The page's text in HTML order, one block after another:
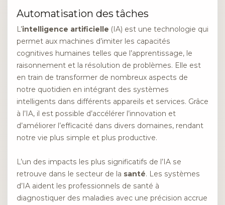
Automatisation des tâches
L’intelligence artificielle (IA) est une technologie qui
permet aux machines d’imiter les capacités
cognitives humaines telles que l’apprentissage, le
raisonnement et la résolution de problèmes. Elle est
en train de transformer de nombreux aspects de
notre quotidien en intégrant des systèmes
intelligents dans différents appareils et services. Grâce
à l’IA, il est possible d’accélérer l’innovation et
d’améliorer l’efficacité dans divers domaines, rendant
notre vie plus simple et plus productive.
L’un des impacts les plus significatifs de l’IA se
retrouve dans le secteur de la santé. Les systèmes
d’IA aident les professionnels de santé à
diagnostiquer des maladies avec une précision accrue